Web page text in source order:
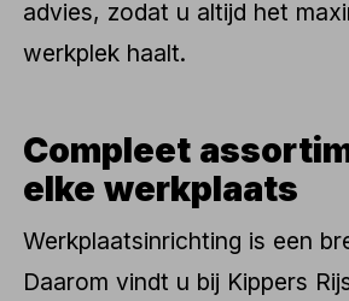
advies, zodat u altijd het
werkplek haalt.
Compleet
elke werkplaats
Werkplaatsinrichting is een
Daarom vindt u bij Kippers